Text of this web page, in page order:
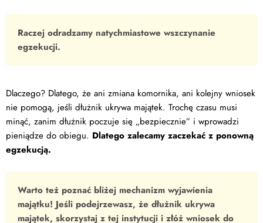
Raczej odradzamy natychmiastowe wszczynanie
egzekucji.
Dlaczego? Dlatego, że ani zmiana komornika, ani kolejny wniosek
nie pomogą, jeśli dłużnik ukrywa majątek. Trochę czasu musi
minąć, zanim dłużnik poczuje się „bezpiecznie” i wprowadzi
pieniądze do obiegu. Dlatego zalecamy zaczekać z ponowną
egzekucją.
Warto też poznać bliżej mechanizm wyjawienia
majątku! Jeśli podejrzewasz, że dłużnik ukrywa
majątek, skorzystaj z tej instytucji i złóż wniosek do